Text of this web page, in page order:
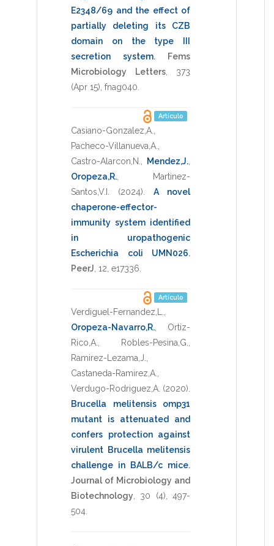
E2348/69 and the effect of
partially deleting its CZB
domain on the type III
secretion system.
Fems
Microbiology Letters, 373
(Apr 15), fnag040.
Artículo
Casiano-Gonzalez,A.,
Pacheco-Villanueva,A.,
Castro-Alarcon,N., Mendez,J.,
Oropeza,R.,
Martinez-
Santos,V.I.
(2024). A novel
chaperone-effector-
immunity system identified
in uropathogenic
Escherichia coli UMN026.
PeerJ, 12, e17336.
Artículo
Verdiguel-Fernandez,L.,
Oropeza-Navarro,R., Ortiz-
Rico,A., Robles-Pesina,G.,
Ramirez-Lezama,J.,
Castaneda-Ramirez,A.,
Verdugo-Rodriguez,A. (2020).
Brucella melitensis omp31
mutant is attenuated and
confers protection against
virulent Brucella melitensis
challenge in BALB/c mice.
Journal of Microbiology and
Biotechnology, 30 (4),497-
504.